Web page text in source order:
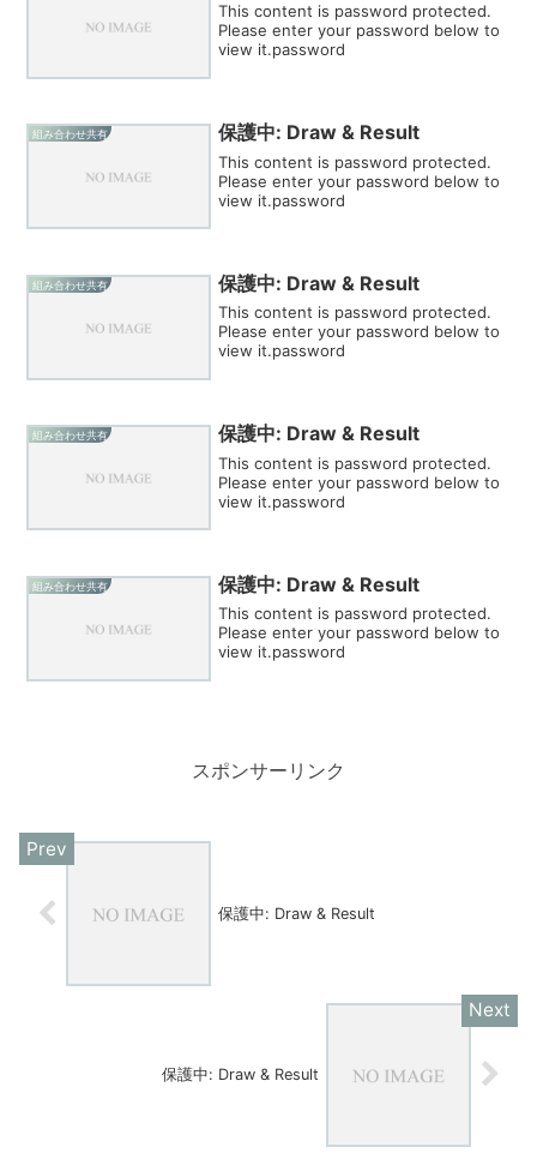
This content is password protected.
Please enter your password below to
view it.password
組み合わせ共有 保護中: Draw & Result
This content is password protected.
Please enter your password below to
view it.password
組み合わせ共有 保護中: Draw & Result
This content is password protected.
Please enter your password below to
view it.password
組み合わせ共有 保護中: Draw & Result
This content is password protected.
Please enter your password below to
view it.password
組み合わせ共有 保護中: Draw & Result
This content is password protected.
Please enter your password below to
view it.password
スポンサーリンク
保護中: Draw & Result
保護中: Draw & Result